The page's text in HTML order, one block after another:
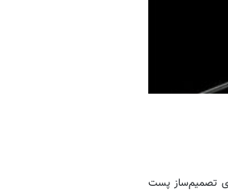
تصمیم‌ساز پست